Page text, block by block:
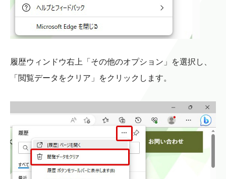
履歴ウィンドウ右上「その他のオプション」を選択し、
「閲覧データをクリア」をクリックします。